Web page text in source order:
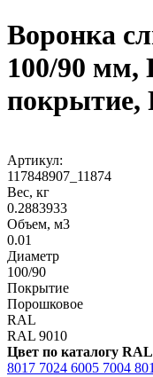
Воронка
100/90 мм,
покрытие,
Артикул:
117848907_11874
Вес, кг
0.2883933
Объем, м3
0.01
Диаметр
100/90
Покрытие
Порошковое
RAL
RAL 9010
Цвет по каталогу RAL
8017 7024 6005 7004